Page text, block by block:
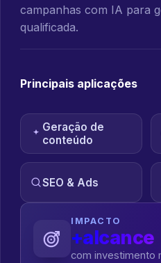
campanhas com IA para
qualificada.
Principais aplicações
Geração de
conteúdo
SEO & Ads
IMPACTO
+alcance
com investimento